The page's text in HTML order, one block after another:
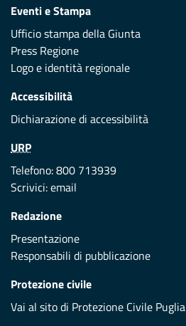
Eventi e Stampa
Ufficio stampa della Giunta
Press Regione
Logo e identità regionale
Accessibilità
Dichiarazione di accessibilità
URP
Telefono: 800 713939
Scrivici:email
Redazione
Presentazione
Responsabili di pubblicazione
Protezione civile
Vai al sito di Protezione Civile Puglia